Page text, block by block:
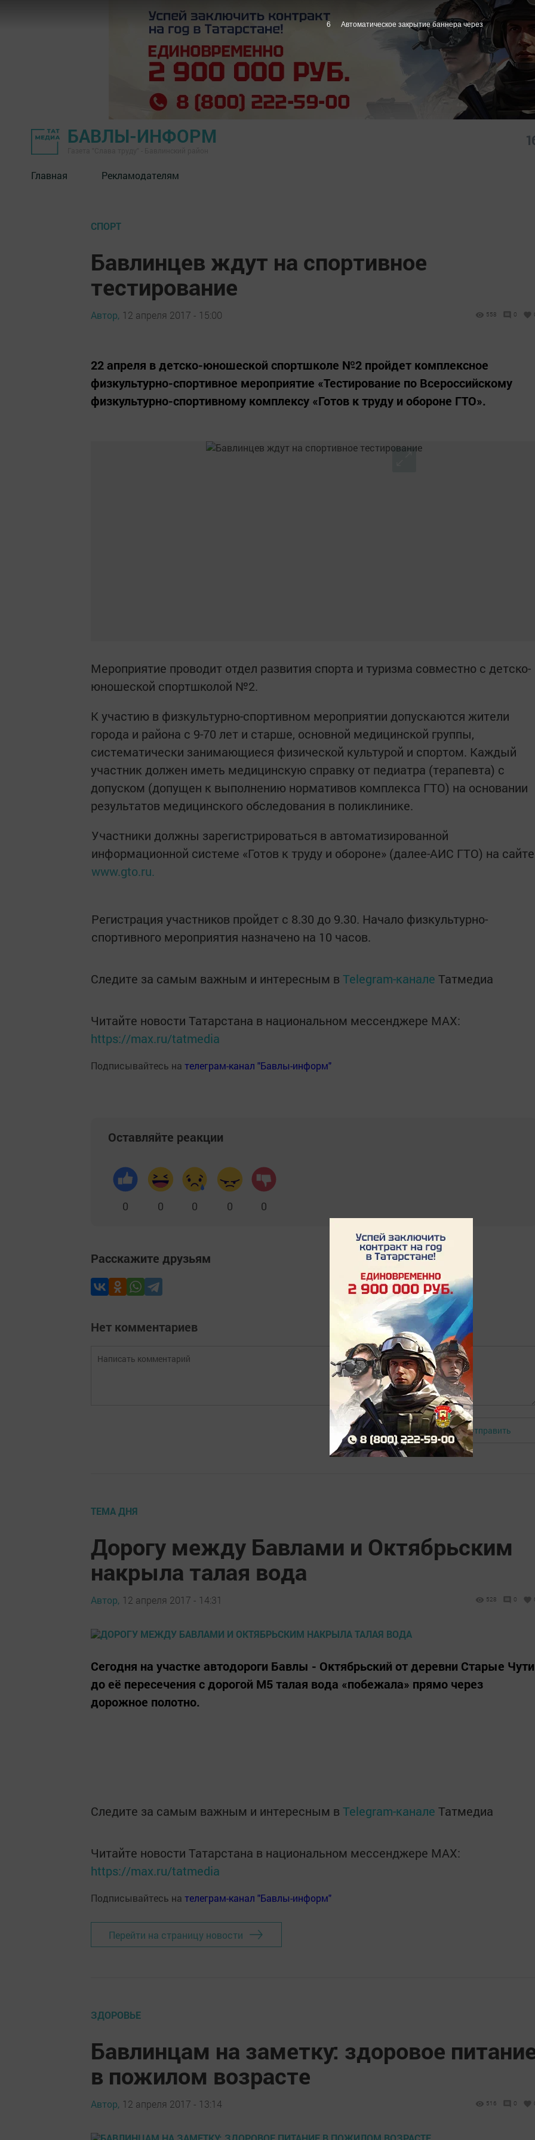
БАВЛЫ-ИНФОРМ
Главная Рекламодателям
СПОРТ
Бавлинцев ждут на спортивное
тестирование
Автор, 12 апреля 2017 - 15:00 558 0
22 апреля в детско-юношеской спортшколе №2 пройдет комплексное
физкультурно-спортивное мероприятие «Тестирование по Всероссийскому
физкультурно-спортивному комплексу «Готов к труду и обороне ГТО».
Мероприятие проводит отдел развития спорта и туризма совместно с детско-
юношеской спортшколой №2.
К участию в физкультурно-спортивном мероприятии допускаются жители
города и района с 9-70 лет и старше, основной медицинской группы,
систематически занимающиеся физической культурой и спортом. Каждый
участник должен иметь медицинскую справку от педиатра (терапевта) с
допуском (допущен к выполнению нормативов комплекса ГТО) на основании
результатов медицинского обследования в поликлинике.
Участники должны зарегистрироваться в автоматизированной
информационной системе «Готов к труду и обороне» (далее-АИС ГТО) на сайте
www.gto.ru.
Регистрация участников пройдет с 8.30 до 9.30. Начало физкультурно-
спортивного мероприятия назначено на 10 часов.
Следите за самым важным и интересным в Telegram-канале Татмедиа
Читайте новости Татарстана в национальном мессенджере MАХ:
https://max.ru/tatmedia
Подписывайтесь на телеграм-канал "Бавлы-информ"
Оставляйте реакции
0 0 0 0 0
Расскажите друзьям
Нет комментариев
Авторизоваться Отправить
ТЕМА ДНЯ
Дорогу между Бавлами и Октябрьским
накрыла талая вода
Автор, 12 апреля 2017 - 14:31 528 0
Сегодня на участке автодороги Бавлы - Октябрьский от деревни Старые Чути
до её пересечения с дорогой М5 талая вода «побежала» прямо через
дорожное полотно.
Следите за самым важным и интересным в Telegram-канале Татмедиа
Читайте новости Татарстана в национальном мессенджере MАХ:
https://max.ru/tatmedia
Подписывайтесь на телеграм-канал "Бавлы-информ"
Перейти на страницу новости
ЗДОРОВЬЕ
Бавлинцам на заметку: здоровое
в пожилом возрасте
Автор, 12 апреля 2017 - 13:14 516 0
5 Автоматическое закрытие баннера через